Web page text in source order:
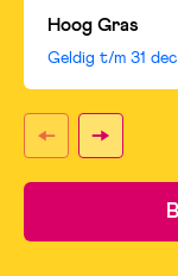
Hoog Gras
Geldig t/m 31